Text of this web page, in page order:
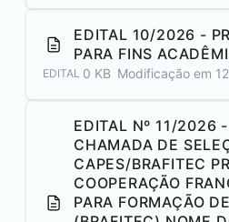
EDITAL 10/2026 -
PARA FINS
EDITAL 0 KB Modificação em
EDITAL Nº 11/2026 -
CHAMADA DE
CAPES/BRAFITEC
COOPERAÇÃO
PARA FORMAÇÃO